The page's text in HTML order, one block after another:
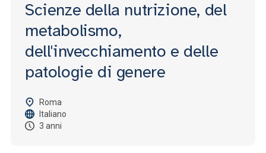
Scienze della nutrizione, del
metabolismo,
dell'invecchiamento e delle
patologie di genere
Roma
Italiano
3 anni